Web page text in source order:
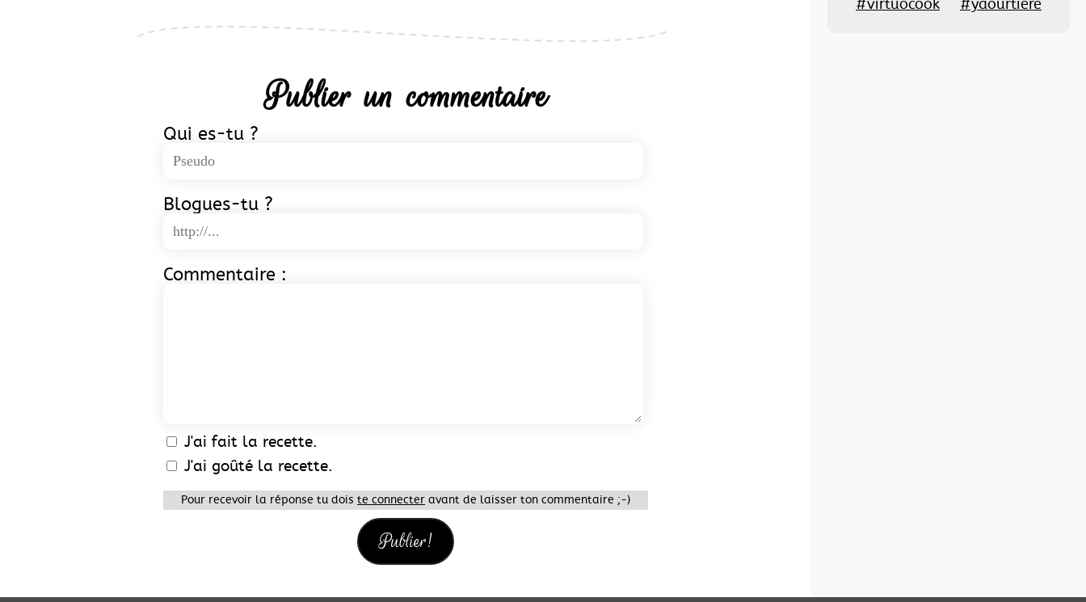
Publier un commentaire
Qui es-tu ?
Blogues-tu ?
Commentaire :
J'ai fait la recette.
J'ai goûté la recette.
Pour recevoir la réponse tu dois te connecter avant de laisser ton commentaire ;-)
#virtuocook
#yaourtiere